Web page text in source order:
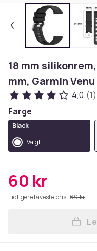
18 mm
mm, Garmin
4,0 (1)
Farge
Black
Valgt
60 kr
Tidligere laveste pris: 69 kr